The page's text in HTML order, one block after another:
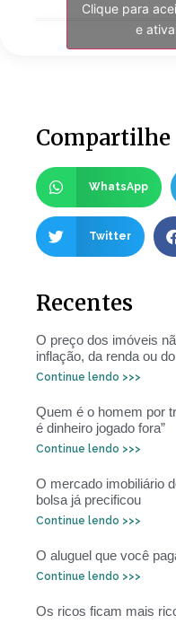
Clique para
e
Compartilhe
WhatsApp
Twitter
Recentes
O preço dos imóveis
inflação, da renda ou
Continue lendo >>>
Quem é o homem por
é dinheiro jogado fora”
Continue lendo >>>
O mercado imobiliário
bolsa já precificou
Continue lendo >>>
O aluguel que você
Continue lendo >>>
Os ricos ficam mais